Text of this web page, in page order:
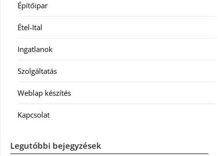
Építőipar
Étel-Ital
Ingatlanok
Szolgáltatás
Weblap készítés
Kapcsolat
Legutóbbi bejegyzések